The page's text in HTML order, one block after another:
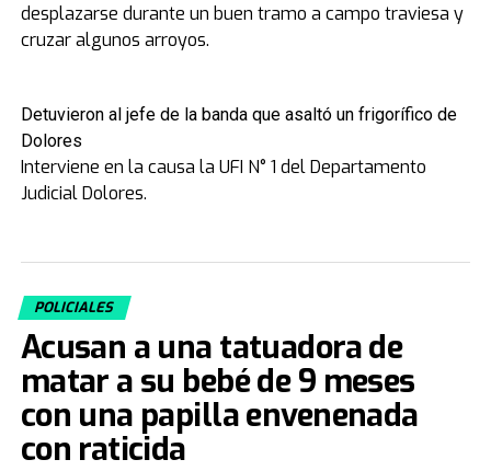
desplazarse durante un buen tramo a campo traviesa y
cruzar algunos arroyos.
Detuvieron al jefe de la banda que asaltó un frigorífico de
Dolores
Interviene en la causa la UFI N° 1 del Departamento
Judicial Dolores.
POLICIALES
Acusan a una tatuadora de
matar a su bebé de 9 meses
con una papilla envenenada
con raticida